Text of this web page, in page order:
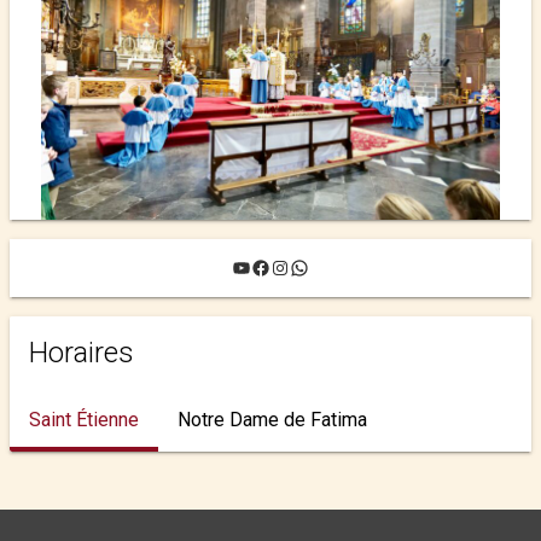
YouTube
Facebook
Instagram
WhatsApp
Horaires
Saint Étienne Notre Dame de Fatima